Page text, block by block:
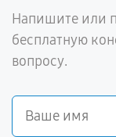
Напишите или
бесплатную
вопросу.